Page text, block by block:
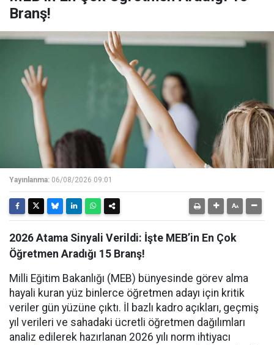
Branş!
Yayınlanma: 06/08/2026 09:01
2026 Atama Sinyali Verildi: İşte MEB’in En Çok
Öğretmen Aradığı 15 Branş!
Milli Eğitim Bakanlığı (MEB) bünyesinde görev alma
hayali kuran yüz binlerce öğretmen adayı için kritik
veriler gün yüzüne çıktı. İl bazlı kadro açıkları, geçmiş
yıl verileri ve sahadaki ücretli öğretmen dağılımları
analiz edilerek hazırlanan 2026 yılı norm ihtiyacı